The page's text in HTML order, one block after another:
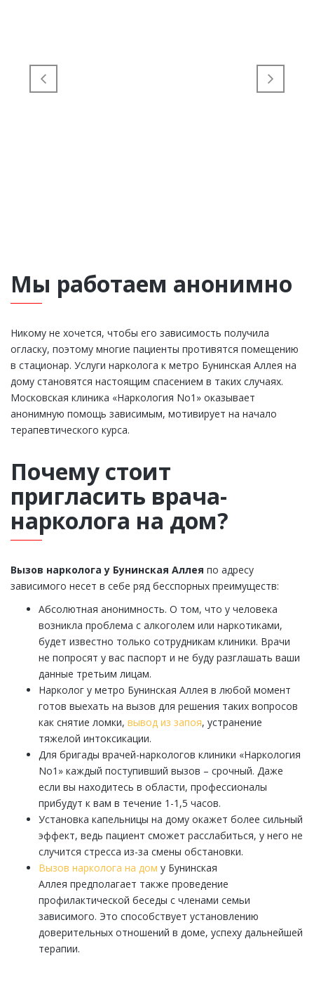
Мы работаем анонимно
Никому не хочется, чтобы его зависимость получила
огласку, поэтому многие пациенты противятся помещению
в стационар. Услуги нарколога к метро Бунинская Аллея на
дому становятся настоящим спасением в таких случаях.
Московская клиника «Наркология Nо1» оказывает
анонимную помощь зависимым, мотивирует на начало
терапевтического курса.
Почему стоит
пригласить врача-
нарколога на дом?
Вызов нарколога у Бунинская Аллея по адресу
зависимого несет в себе ряд бесспорных преимуществ:
Абсолютная анонимность. О том, что у человека
возникла проблема с алкоголем или наркотиками,
будет известно только сотрудникам клиники. Врачи
не попросят у вас паспорт и не буду разглашать ваши
данные третьим лицам.
Нарколог у метро Бунинская Аллея в любой момент
готов выехать на вызов для решения таких вопросов
как снятие ломки, вывод из запоя, устранение
тяжелой интоксикации.
Для бригады врачей-наркологов клиники «Наркология
Nо1» каждый поступивший вызов – срочный. Даже
если вы находитесь в области, профессионалы
прибудут к вам в течение 1-1,5 часов.
Установка капельницы на дому окажет более сильный
эффект, ведь пациент сможет расслабиться, у него не
случится стресса из-за смены обстановки.
Вызов нарколога на дом у Бунинская
Аллея предполагает также проведение
профилактической беседы с членами семьи
зависимого. Это способствует установлению
доверительных отношений в доме, успеху дальнейшей
терапии.